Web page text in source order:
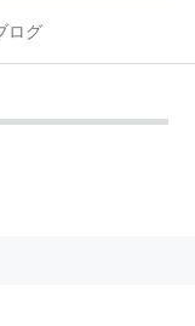
ログ